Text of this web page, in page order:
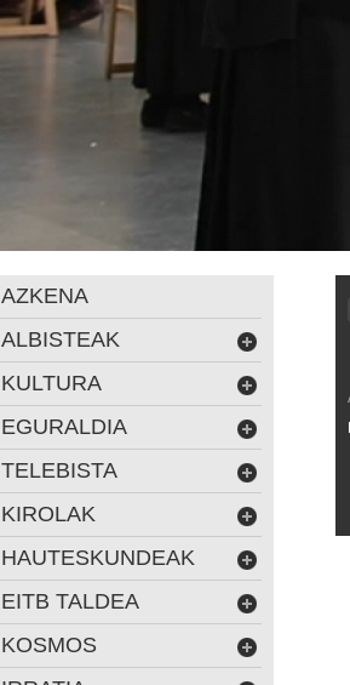
AZKENA
ALBISTEAK
KULTURA
EGURALDIA
TELEBISTA
KIROLAK
HAUTESKUNDEAK
EITB TALDEA
KOSMOS